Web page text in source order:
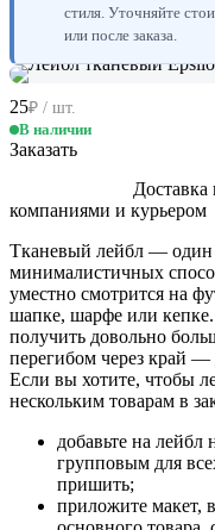
стиля. Уточняйте
или после заказа.
25₽ / шт.
В наличии
Заказать
компаниями и курьером
Тканевый лейбл — один
минималистичных
уместно смотрится на
шапке, шарфе или
получить довольно
перегибом через край —
Если вы хотите, чтобы
нескольким товарам в
добавьте на
групповым для
пришить;
приложите макет,